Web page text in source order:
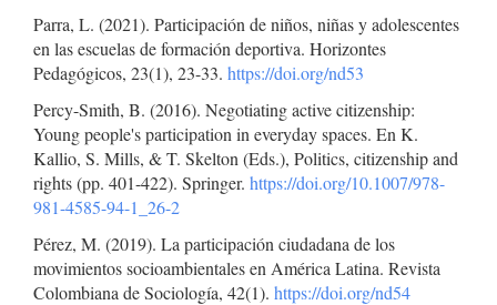
Parra, L. (2021). Participación de niños, niñas y adolescentes
en las escuelas de formación deportiva. Horizontes
Pedagógicos, 23(1), 23-33. https://doi.org/nd53
Percy-Smith, B. (2016). Negotiating active citizenship:
Young people's participation in everyday spaces. En K.
Kallio, S. Mills, & T. Skelton (Eds.), Politics, citizenship and
rights (pp. 401-422). Springer. https://doi.org/10.1007/978-
981-4585-94-1_26-2
Pérez, M. (2019). La participación ciudadana de los
movimientos socioambientales en América Latina. Revista
Colombiana de Sociología, 42(1). https://doi.org/nd54